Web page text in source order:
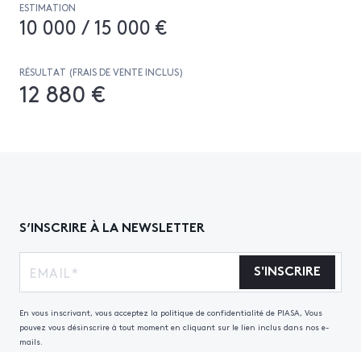
ESTIMATION
10 000 / 15 000 €
RÉSULTAT (FRAIS DE VENTE INCLUS)
12 880 €
S’INSCRIRE À LA NEWSLETTER
S'INSCRIRE
En vous inscrivant, vous acceptez la politique de confidentialité de PIASA, Vous
pouvez vous désinscrire à tout moment en cliquant sur le lien inclus dans nos e-
mails.